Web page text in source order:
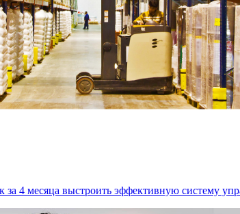
за 4 месяца выстроить эффективную систему